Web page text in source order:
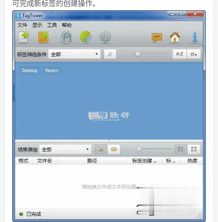
可完成新标签的创建操作。